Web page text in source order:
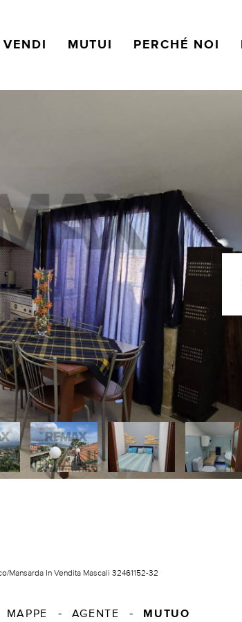
VENDI MUTUI PERCHÉ NOI
Mansarda In Vendita Mascali 32461152-32
MAPPE AGENTE MUTUO